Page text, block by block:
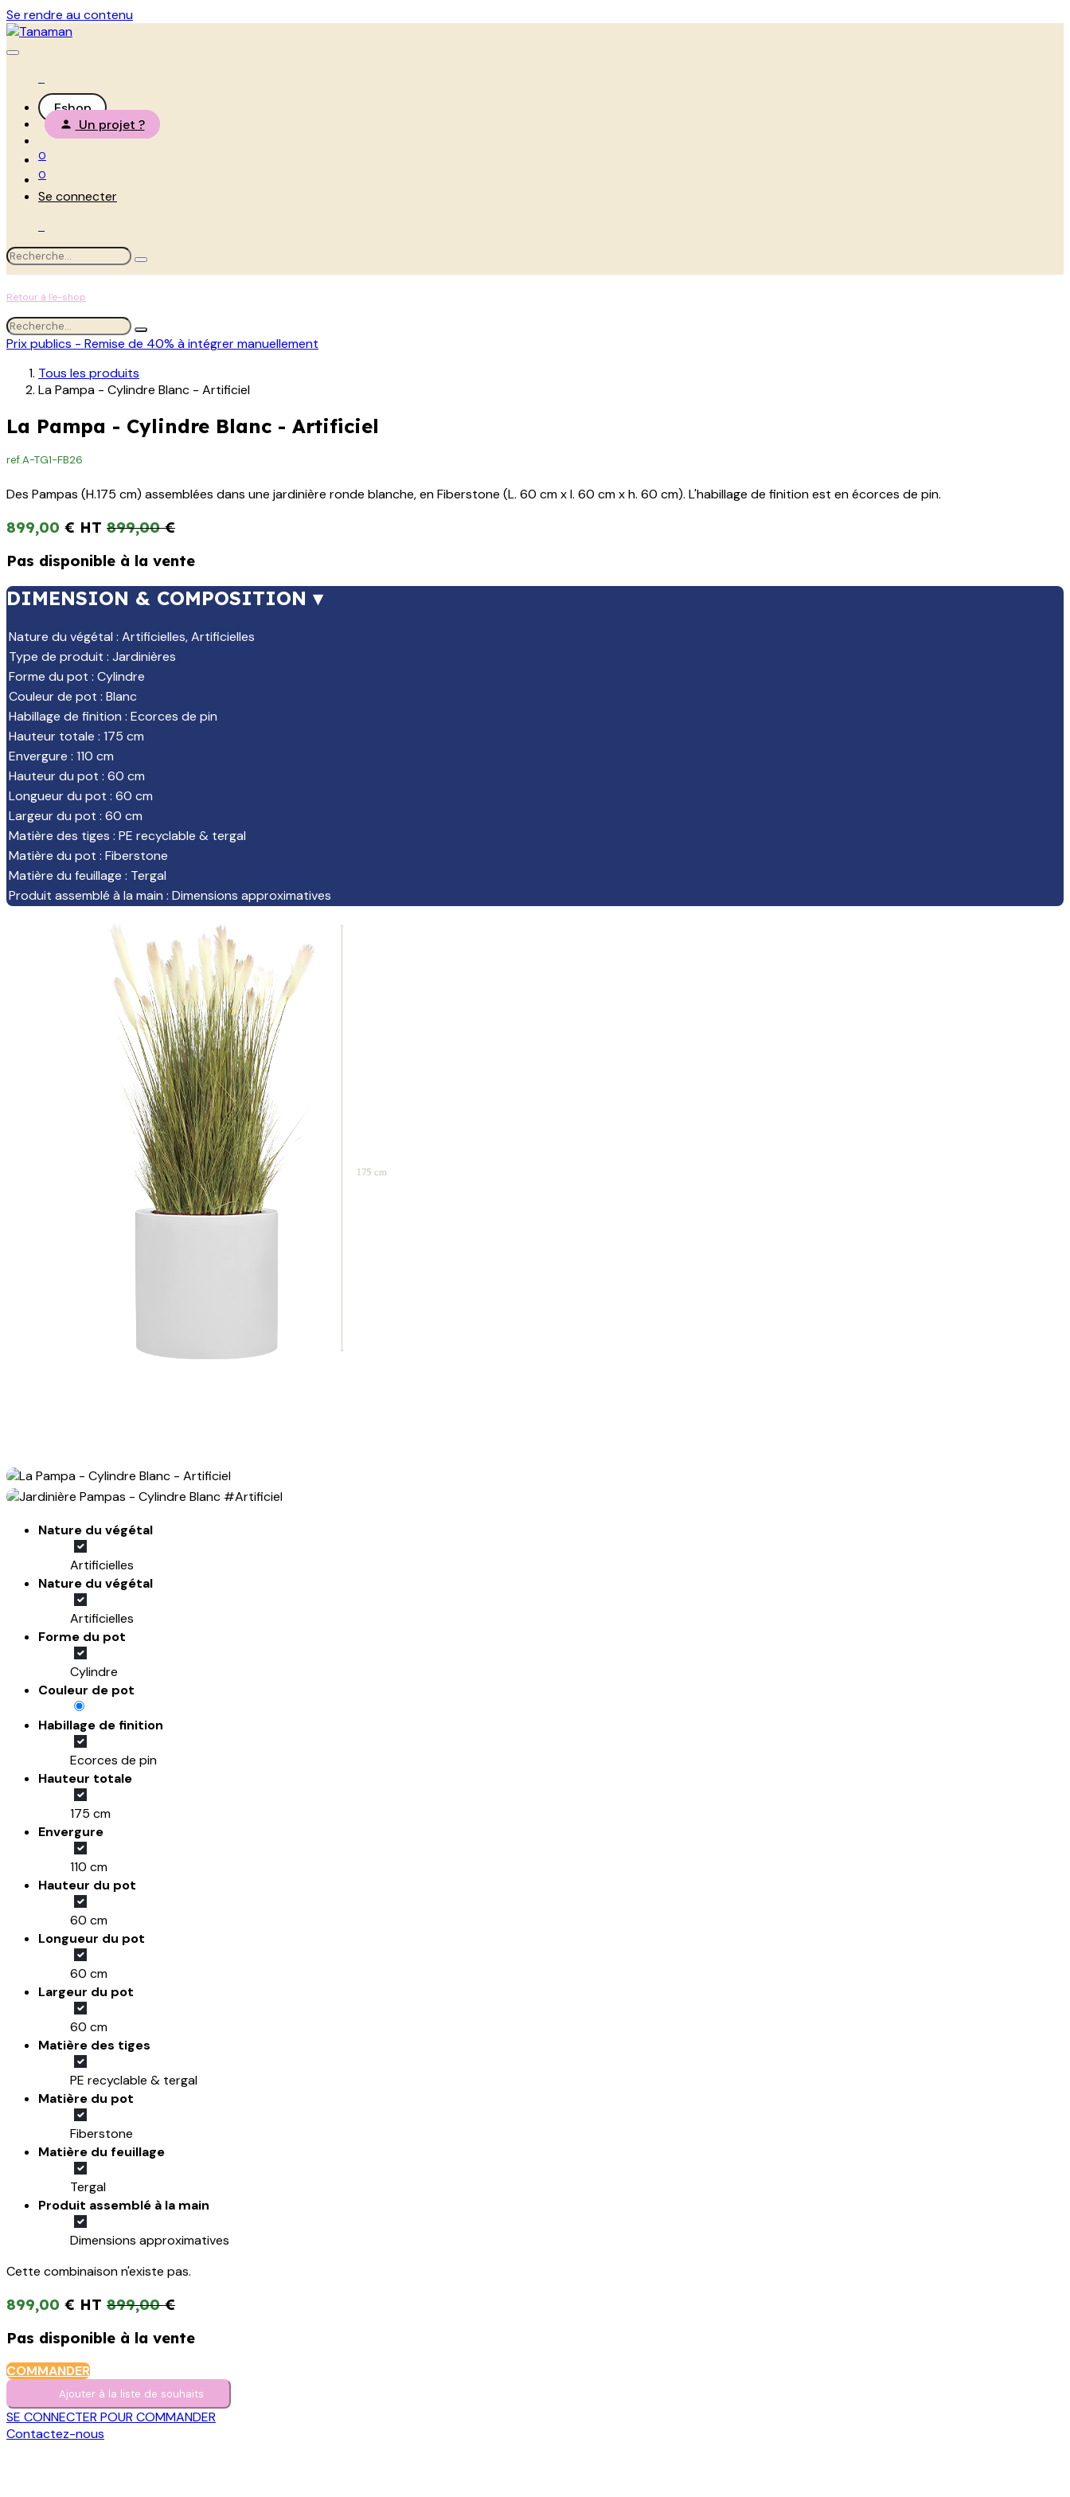
Se rendre au contenu
Eshop
Un projet ?
0
0
Se connecter
Retour à l'e-shop
Prix publics - Remise de 40% à intégrer manuellement
Tous les produits
La Pampa - Cylindre Blanc - Artificiel
La Pampa - Cylindre Blanc - Artificiel
ref.A-TG1-FB26
Des Pampas (H.175 cm) assemblées dans une jardinière ronde blanche, en Fiberstone (L. 60 cm x l. 60 cm x h. 60 cm). L'habillage de finition est en écorces de pin.
899,00 € 899,00€
Pas disponible à la vente
DIMENSION & COMPOSITION ▾
Nature du végétal : Artificielles,Artificielles
Type de produit : Jardinières
Forme du pot : Cylindre
Couleur de pot : Blanc
Habillage de finition : Ecorces de pin
Hauteur totale : 175 cm
Envergure : 110 cm
Hauteur du pot : 60 cm
Longueur du pot : 60 cm
Largeur du pot : 60 cm
Matière des tiges : PE recyclable & tergal
Matière du pot : Fiberstone
Matière du feuillage : Tergal
Produit assemblé à la main : Dimensions approximatives
Nature du végétal
Artificielles
Nature du végétal
Artificielles
Forme du pot
Cylindre
Couleur de pot
Habillage de finition
Ecorces de pin
Hauteur totale
175 cm
Envergure
110 cm
Hauteur du pot
60 cm
Longueur du pot
60 cm
Largeur du pot
60 cm
Matière des tiges
PE recyclable & tergal
Matière du pot
Fiberstone
Matière du feuillage
Tergal
Produit assemblé à la main
Dimensions approximatives
Cette combinaison n'existe pas.
899,00 € 899,00€
Pas disponible à la vente
COMMANDER
Ajouter à la liste de s​o​uh​aits
SE CONNECTER POUR COMMANDER
Contactez-nous